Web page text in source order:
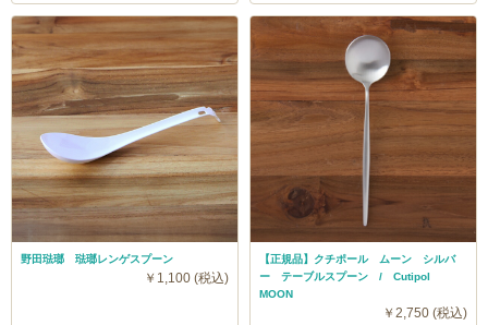
野田琺瑯 琺瑯レンゲスプーン
￥1,100 (税込)
【正規品】クチポール ムーン シルバ
ー テーブルスプーン / Cutipol
MOON
￥2,750 (税込)